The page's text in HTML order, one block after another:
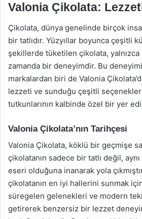
Valonia Çikolata:
Çikolata, dünya genelinde birçok
bir tatlıdır. Yüzyıllar boyunca çeşitli
şekillerde tüketilen çikolata, yalnızca
zamanda bir deneyimdir. Bu
markalardan biri de Valonia
lezzeti ve sunduğu çeşitli
tutkunlarının kalbinde özel bir yer
Valonia Çikolata’nın Tarihçesi
Valonia Çikolata, köklü bir geçmişe
çikolatanın sadece bir tatlı değil,
eseri olduğuna inanarak yola
çikolatanın en iyi hallerini sunmak
süregelen gelenekleri ve modern
getirerek benzersiz bir lezzet